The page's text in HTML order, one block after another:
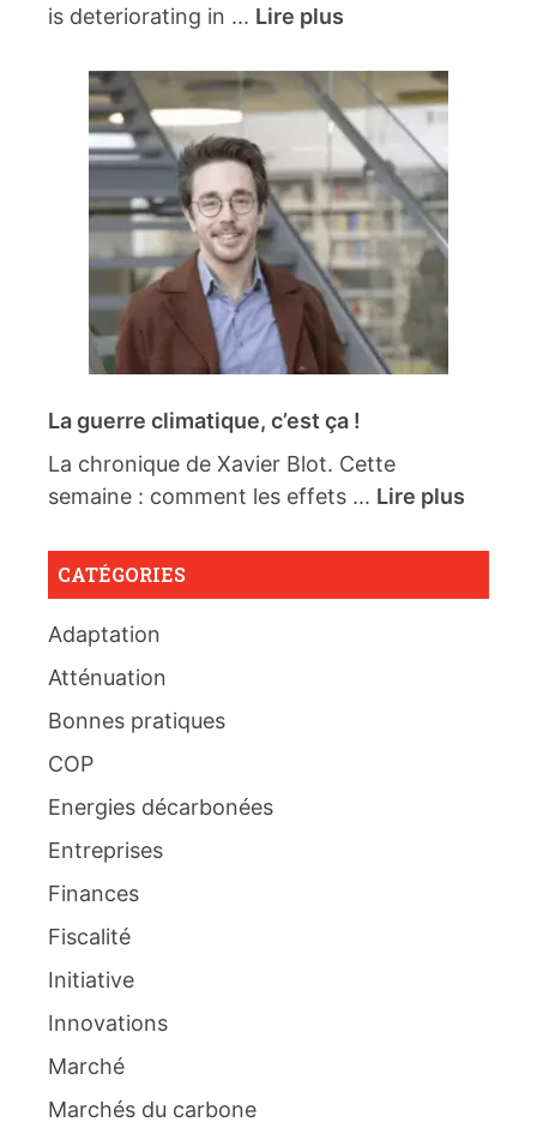
is deteriorating in ... Lire plus
La guerre climatique, c’est ça !
La chronique de Xavier Blot. Cette
semaine : comment les effets ... Lire plus
CATÉGORIES
Adaptation
Atténuation
Bonnes pratiques
COP
Energies décarbonées
Entreprises
Finances
Fiscalité
Initiative
Innovations
Marché
Marchés du carbone